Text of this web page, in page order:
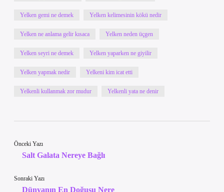
Yelken gemi ne demek Yelken kelimesinin kökü nedir
Yelken ne anlama gelir kısaca Yelken neden üçgen
Yelken seyri ne demek Yelken yaparken ne giyilir
Yelken yapmak nedir Yelkeni kim icat etti
Yelkenli kullanmak zor mudur Yelkenli yata ne denir
Önceki Yazı
Salt Galata Nereye Bağlı
Sonraki Yazı
Dünyanın En Doğusu Nere